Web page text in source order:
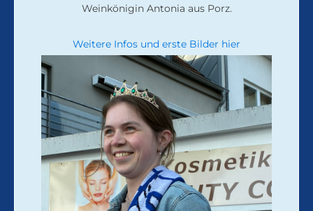
Weinkönigin Antonia aus Porz.
Weitere Infos und erste Bilder hier